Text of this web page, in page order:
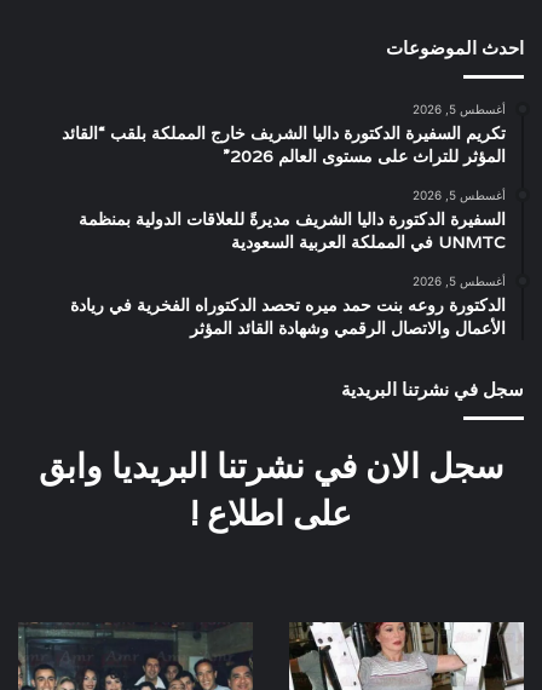
احدث الموضوعات
أغسطس 5, 2026
تكريم السفيرة الدكتورة داليا الشريف خارج المملكة بلقب “القائد
المؤثر للتراث على مستوى العالم 2026”
أغسطس 5, 2026
السفيرة الدكتورة داليا الشريف مديرةً للعلاقات الدولية بمنظمة
UNMTC في المملكة العربية السعودية
أغسطس 5, 2026
الدكتورة روعه بنت حمد ميره تحصد الدكتوراه الفخرية في ريادة
الأعمال والاتصال الرقمي وشهادة القائد المؤثر
سجل في نشرتنا البريدية
سجل الان في نشرتنا البريديا وابق
على اطلاع !
لبلبة
العرض
الخاص
لفيلم